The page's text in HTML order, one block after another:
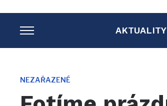
TOGGLE
SIDEBAR
NAVIGATION
AKTUALITY
NEZAŘAZENÉ